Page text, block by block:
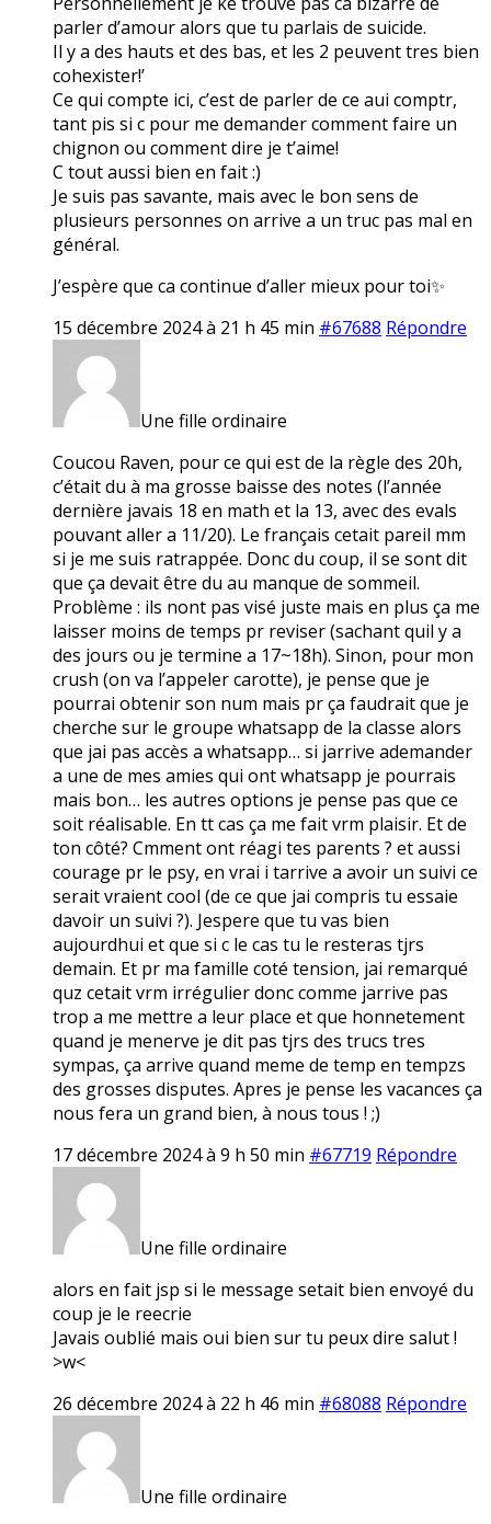
parler d’amour alors que tu parlais de suicide.
Il y a des hauts et des bas, et les 2 peuvent tres bien
cohexister!’
Ce qui compte ici, c’est de parler de ce aui comptr,
tant pis si c pour me demander comment faire un
chignon ou comment dire je t’aime!
C tout aussi bien en fait :)
Je suis pas savante, mais avec le bon sens de
plusieurs personnes on arrive a un truc pas mal en
général.
J’espère que ca continue d’aller mieux pour toi✨
15 décembre 2024 à 21 h 45 min #67688 Répondre
Une fille ordinaire
Coucou Raven, pour ce qui est de la règle des 20h,
c’était du à ma grosse baisse des notes (l’année
dernière javais 18 en math et la 13, avec des evals
pouvant aller a 11/20). Le français cetait pareil mm
si je me suis ratrappée. Donc du coup, il se sont dit
que ça devait être du au manque de sommeil.
Problème : ils nont pas visé juste mais en plus ça me
laisser moins de temps pr reviser (sachant quil y a
des jours ou je termine a 17~18h). Sinon, pour mon
crush (on va l’appeler carotte), je pense que je
pourrai obtenir son num mais pr ça faudrait que je
cherche sur le groupe whatsapp de la classe alors
que jai pas accès a whatsapp… si jarrive ademander
a une de mes amies qui ont whatsapp je pourrais
mais bon… les autres options je pense pas que ce
soit réalisable. En tt cas ça me fait vrm plaisir. Et de
ton côté? Cmment ont réagi tes parents ? et aussi
courage pr le psy, en vrai i tarrive a avoir un suivi ce
serait vraient cool (de ce que jai compris tu essaie
davoir un suivi ?). Jespere que tu vas bien
aujourdhui et que si c le cas tu le resteras tjrs
demain. Et pr ma famille coté tension, jai remarqué
quz cetait vrm irrégulier donc comme jarrive pas
trop a me mettre a leur place et que honnetement
quand je menerve je dit pas tjrs des trucs tres
sympas, ça arrive quand meme de temp en tempzs
des grosses disputes. Apres je pense les vacances ça
nous fera un grand bien, à nous tous ! ;)
17 décembre 2024 à 9 h 50 min #67719 Répondre
Une fille ordinaire
alors en fait jsp si le message setait bien envoyé du
coup je le reecrie
Javais oublié mais oui bien sur tu peux dire salut !
>w<
26 décembre 2024 à 22 h 46 min #68088 Répondre
Une fille ordinaire